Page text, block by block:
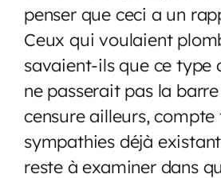
penser que ceci a un
Ceux qui voulaient
savaient-ils que ce type
ne passerait pas la
censure ailleurs, compte
sympathies déjà
reste à examiner dans